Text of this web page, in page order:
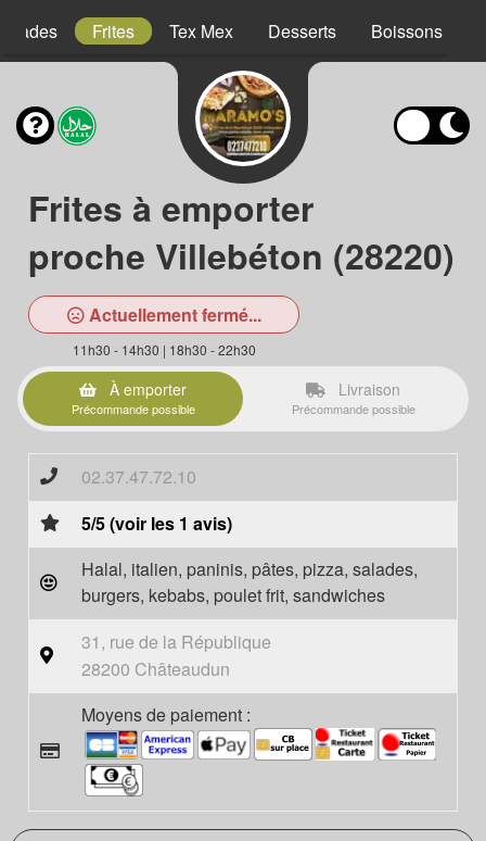
Frites Tex Mex Desserts Boissons
Frites à emporter
proche Villebéton (28220)
Actuellement fermé...
11h30 - 14h30 | 18h30 - 22h30
À emporter
Précommande possible
Livraison
Précommande possible
02.37.47.72.10
5/5 (voir les 1 avis)
Halal, italien, paninis, pâtes, pizza, salades,
burgers, kebabs, poulet frit, sandwiches
31, rue de la République
28200 Châteaudun
Moyens de paiement :